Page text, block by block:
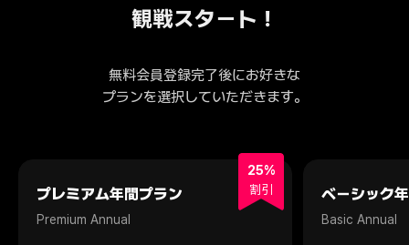
観戦スタート！
無料会員登録完了後にお好きな
プランを選択していただきます。
25%
割引
プレミアム年間プラン
Premium Annual
ベーシック
Basic Annual